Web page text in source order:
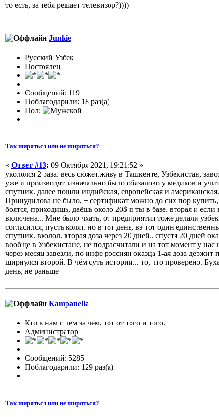
то есть, за тебя решает телевизор?))))
Junkie
Русский Узбек
Постоялец
Сообщений: 119
Поблагодарили: 18 раз(а)
Пол:
Так ширяться или не ширяться?
« Ответ #13: 09 Октября 2021, 19:21:52 »
укололся 2 раза. весь сюжет.живу в Ташкенте, Узбекистан,
уже и производят. изначально было обязалово у медиков и
спутник. далее пошли индийская, европейская и
Принудилова не было, + сертификат можно до сих пор купить,
боятся, приходишь, даёшь около 20$ и ты в базе. вторая и
включена... Мне было чхать, от предприятия тоже делали
согласился, пусть колят. но в тот день, вэ тот один
спутник. вколол. вторая доза через 20 дней.. спустя 20 дней
вообще в Узбекистане, не подрасчитали и на тот момент у
через месяц завезли, по инфе россиян оказца 1-ая доза держит
ширнулся второй. В чём суть истории... то, что проверено.
день, не раньше
Кampanella
Кто к нам с чем за чем, тот от того и того.
Администратор
Сообщений: 5285
Поблагодарили: 129 раз(а)
Так ширяться или не ширяться?